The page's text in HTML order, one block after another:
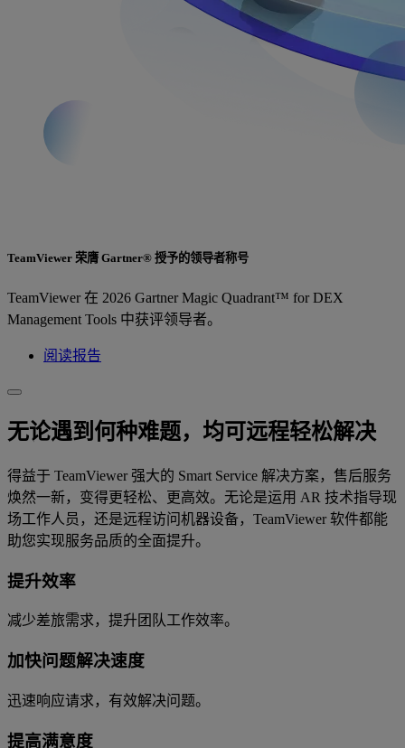
TeamViewer 荣膺 Gartner® 授予的领导者称号
TeamViewer 在 2026 Gartner Magic Quadrant™ for DEX
Management Tools 中获评领导者。
阅读报告
无论遇到何种难题，均可远程轻松解决
得益于 TeamViewer 强大的 Smart Service 解决方案，售后服务
焕然一新，变得更轻松、更高效。无论是运用 AR 技术指导现
场工作人员，还是远程访问机器设备，TeamViewer 软件都能
助您实现服务品质的全面提升。
提升效率
减少差旅需求，提升团队工作效率。
加快问题解决速度
迅速响应请求，有效解决问题。
提高满意度